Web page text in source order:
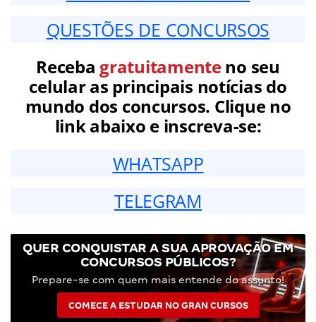
QUESTÕES DE CONCURSOS
Receba gratuitamenteno seu
celular as principais notícias do
mundo dos concursos. Clique no
link abaixo e inscreva-se:
WHATSAPP
TELEGRAM
QUER CONQUISTAR A SUA APROVAÇÃO EM
CONCURSOS PÚBLICOS?
Prepare-se com quem mais entende do assunto!
COMECE A ESTUDAR NO GRAN CURSOS